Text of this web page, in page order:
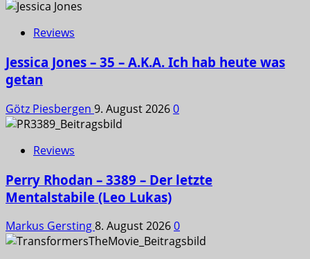
Reviews
Jessica Jones – 35 – A.K.A. Ich hab heute was
getan
Götz Piesbergen 9. August 20260
Reviews
Perry Rhodan – 3389 – Der letzte
Mentalstabile (Leo Lukas)
Markus Gersting8. August 20260